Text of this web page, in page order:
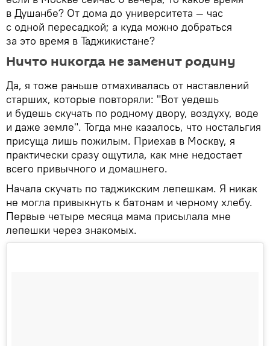
в Душанбе? От дома до университета — час
с одной пересадкой; а куда можно добраться
за это время в Таджикистане?
Ничто никогда не заменит родину
Да, я тоже раньше отмахивалась от наставлений
старших, которые повторяли: "Вот уедешь
и будешь скучать по родному двору, воздуху, воде
и даже земле". Тогда мне казалось, что ностальгия
присуща лишь пожилым. Приехав в Москву, я
практически сразу ощутила, как мне недостает
всего привычного и домашнего.
Начала скучать по таджикским лепешкам. Я никак
не могла привыкнуть к батонам и черному хлебу.
Первые четыре месяца мама присылала мне
лепешки через знакомых.